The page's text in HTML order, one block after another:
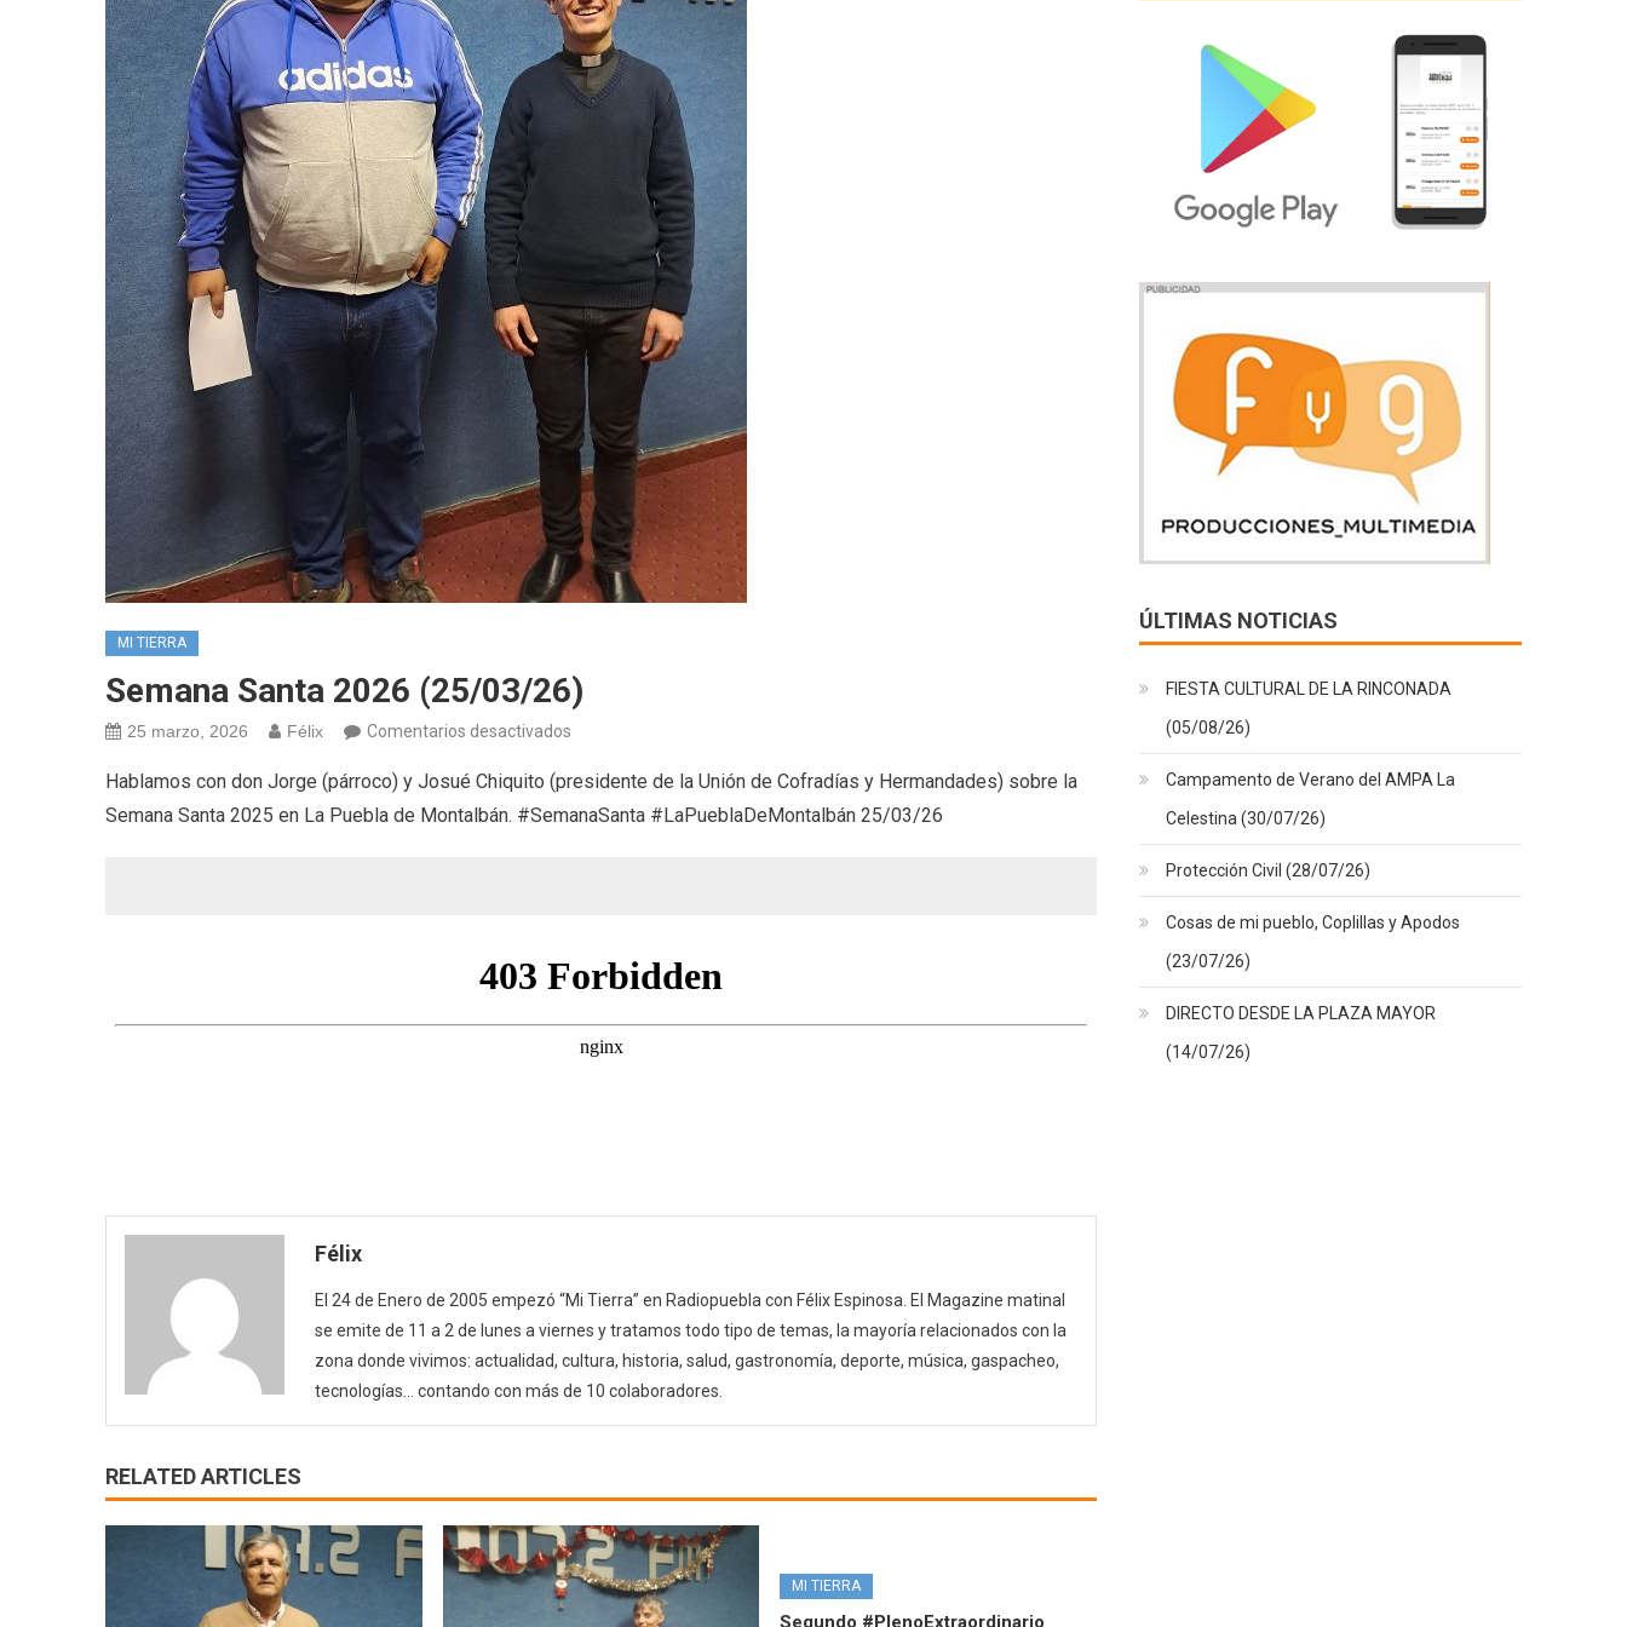
MI TIERRA
Semana Santa 2026 (25/03/26)
25 marzo, 2026 Félix Comentarios desactivados
Santa
2026
Hablamos con don Jorge (párroco) y Josué Chiquito (presidente de la Unión de Cofradías y Hermandades) sobre la
Semana Santa 2025 en La Puebla de Montalbán. #SemanaSanta #LaPueblaDeMontalbán 25/03/26
Félix
El 24 de Enero de 2005 empezó “Mi Tierra” en Radiopuebla con Félix Espinosa. El Magazine matinal
se emite de 11 a 2 de lunes a viernes y tratamos todo tipo de temas, la mayoría relacionados con la
zona donde vivimos: actualidad, cultura, historia, salud, gastronomía, deporte, música, gaspacheo,
tecnologías… contando con más de 10 colaboradores.
RELATED ARTICLES
MI TIERRA
Segundo #PlenoExtraordinario
ÚLTIMAS NOTICIAS
FIESTA CULTURAL DE LA RINCONADA
(05/08/26)
Campamento de Verano del AMPA La
Celestina (30/07/26)
Protección Civil (28/07/26)
Cosas de mi pueblo, Coplillas y Apodos
(23/07/26)
DIRECTO DESDE LA PLAZA MAYOR
(14/07/26)